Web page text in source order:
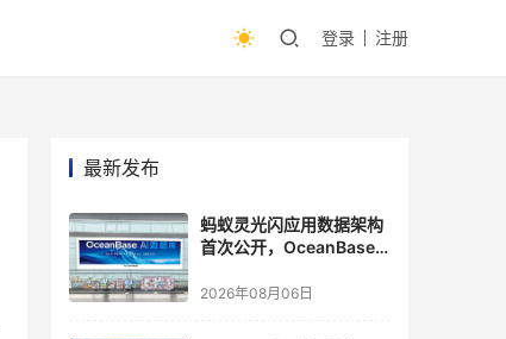
登录 注册
最新发布
蚂蚁灵光闪应用数据架构
首次公开，OceanBase
2026年08月06日